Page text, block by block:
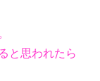
と思われたら